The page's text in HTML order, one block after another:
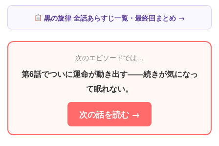
黒の旋律 全話あらすじ一覧・最終回まとめ →
次のエピソードでは…
第6話でついに運命が動き出す――続きが気になっ
て眠れない。
次の話を読む →